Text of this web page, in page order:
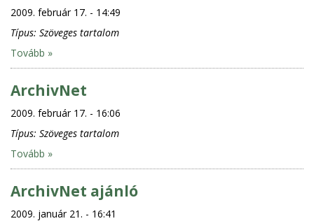
2009. február 17. - 14:49
Típus: Szöveges tartalom
Tovább »
ArchivNet
2009. február 17. - 16:06
Típus: Szöveges tartalom
Tovább »
ArchivNet ajánló
2009. január 21. - 16:41